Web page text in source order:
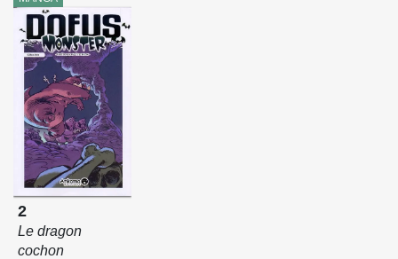
2
Le dragon
cochon